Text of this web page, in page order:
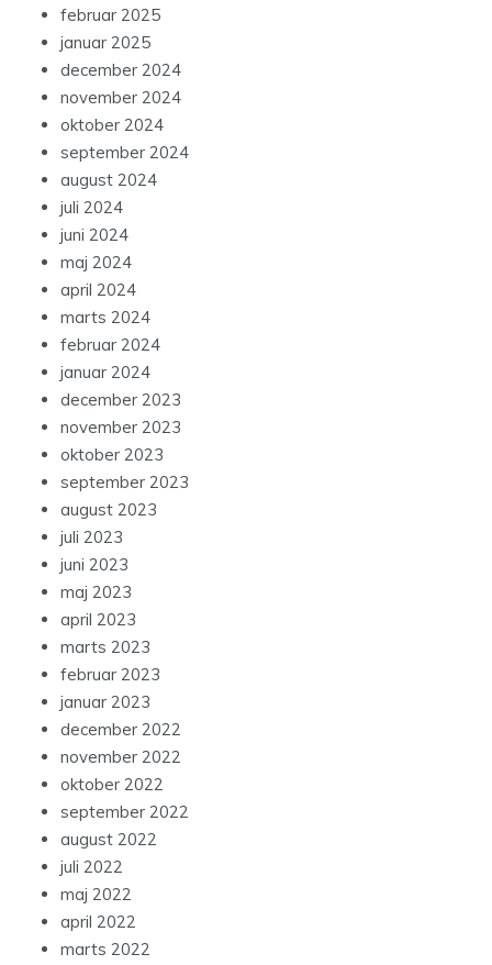
februar 2025
januar 2025
december 2024
november 2024
oktober 2024
september 2024
august 2024
juli 2024
juni 2024
maj 2024
april 2024
marts 2024
februar 2024
januar 2024
december 2023
november 2023
oktober 2023
september 2023
august 2023
juli 2023
juni 2023
maj 2023
april 2023
marts 2023
februar 2023
januar 2023
december 2022
november 2022
oktober 2022
september 2022
august 2022
juli 2022
maj 2022
april 2022
marts 2022